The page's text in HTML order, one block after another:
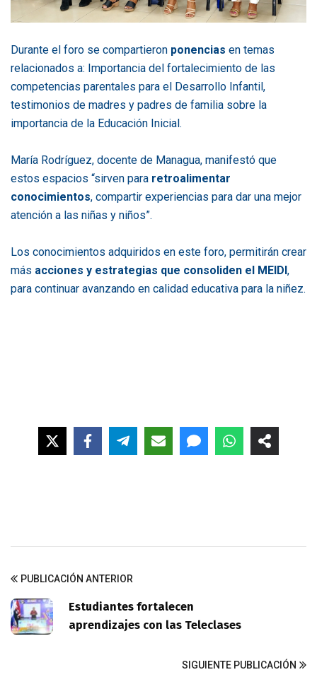
Durante el foro se compartieron ponencias en temas
relacionados a: Importancia del fortalecimiento de las
competencias parentales para el Desarrollo Infantil,
testimonios de madres y padres de familia sobre la
importancia de la Educación Inicial.
María Rodríguez, docente de Managua, manifestó que
estos espacios “sirven para retroalimentar
conocimientos, compartir experiencias para dar una mejor
atención a las niñas y niños”.
Los conocimientos adquiridos en este foro, permitirán crear
más acciones y estrategias que consoliden el MEIDI ,
para continuar avanzando en calidad educativa para la niñez.
PUBLICACIÓN ANTERIOR
Estudiantes fortalecen
aprendizajes con las Teleclases
SIGUIENTE PUBLICACIÓN